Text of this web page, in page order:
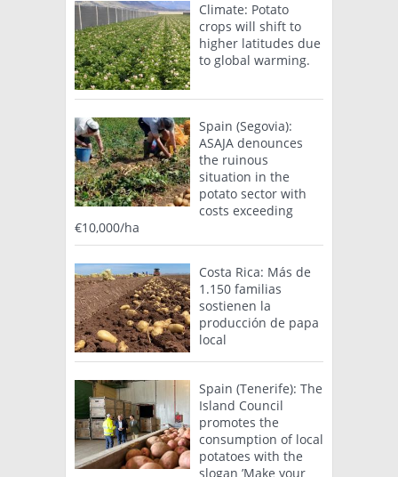
Climate: Potato
crops will shift to
higher latitudes due
to global warming.
Spain (Segovia):
ASAJA denounces
the ruinous
situation in the
potato sector with
costs exceeding
€10,000/ha
Costa Rica: Más de
1.150 familias
sostienen la
producción de papa
local
Spain (Tenerife): The
Island Council
promotes the
consumption of local
potatoes with the
slogan ’Make your